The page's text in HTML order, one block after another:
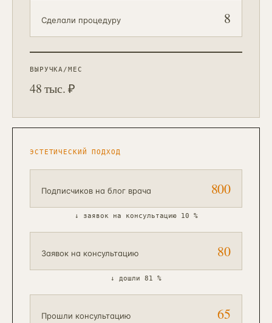
Сделали процедуру 8
ВЫРУЧКА/МЕС
48 тыс. ₽
ЭСТЕТИЧЕСКИЙ ПОДХОД
Подписчиков на блог врача 800
↓ заявок на консультацию 10 %
Заявок на консультацию 80
↓ дошли 81 %
Прошли консультацию 65